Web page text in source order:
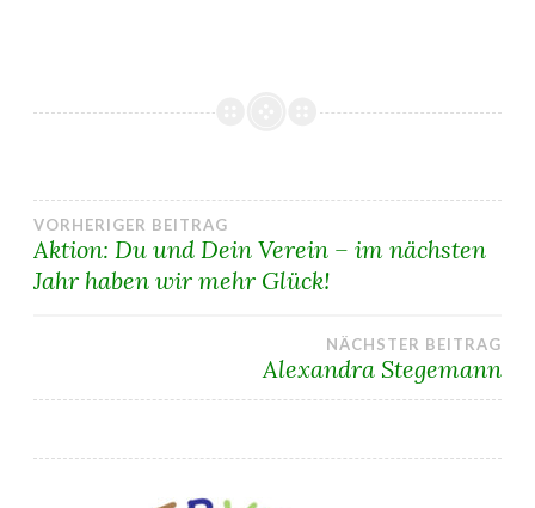
Beitragsnavigation
VORHERIGER BEITRAG
Aktion: Du und Dein Verein – im nächsten
Jahr haben wir mehr Glück!
NÄCHSTER BEITRAG
Alexandra Stegemann